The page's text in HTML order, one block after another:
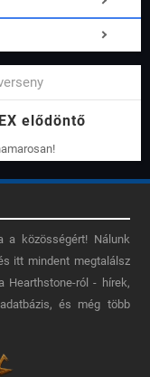
elődöntő
a közösségért! Nálunk
itt mindent megtalálsz
Hearthstone-ról - hírek,
és még több